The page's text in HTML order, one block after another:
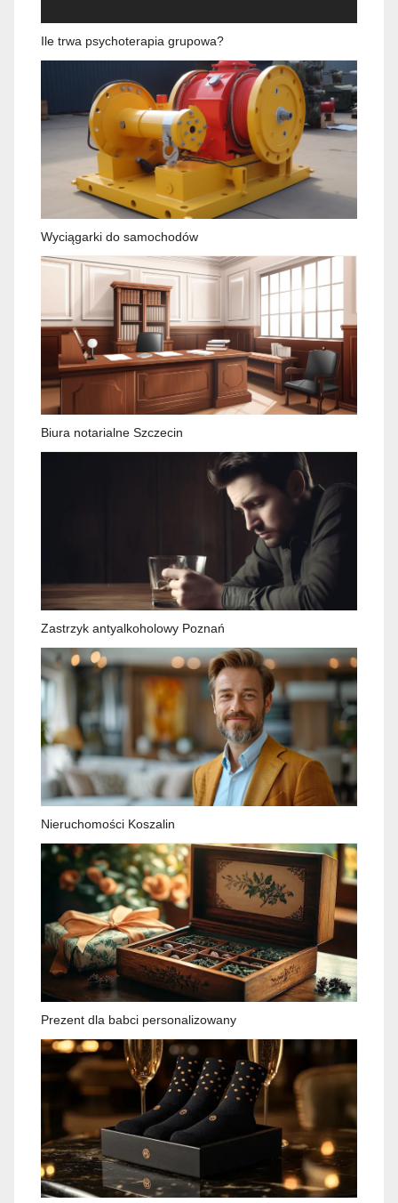
Ile trwa psychoterapia grupowa?
Wyciągarki do samochodów
Biura notarialne Szczecin
Zastrzyk antyalkoholowy Poznań
Nieruchomości Koszalin
Prezent dla babci personalizowany